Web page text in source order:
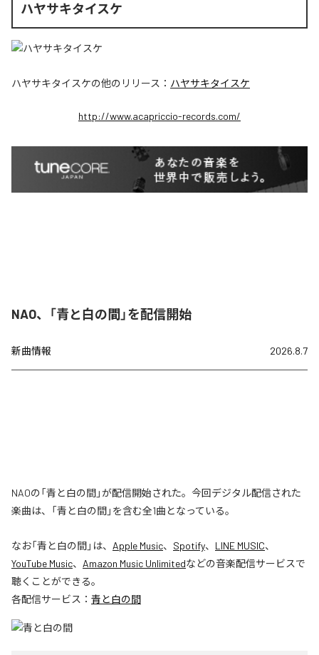
ハヤサキタイスケ
ハヤサキタイスケの他のリリース： ハヤサキタイスケ
http://www.acapriccio-records.com/
NAO、「青と白の間」を配信開始
新曲情報 2026.8.7
NAOの「青と白の間」が配信開始された。今回デジタル配信された
楽曲は、「青と白の間」を含む全1曲となっている。
なお「青と白の間」は、 Apple Music、 Spotify、 LINE MUSIC、
YouTube Music、 Amazon Music Unlimitedなどの音楽配信サービスで
聴くことができる。
各配信サービス： 青と白の間